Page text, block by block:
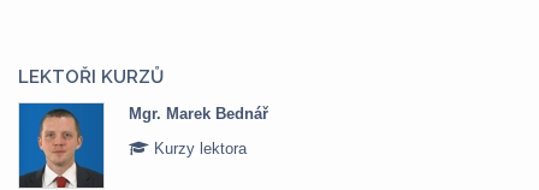
LEKTOŘI KURZŮ
Mgr. Marek Bednář
Kurzy lektora